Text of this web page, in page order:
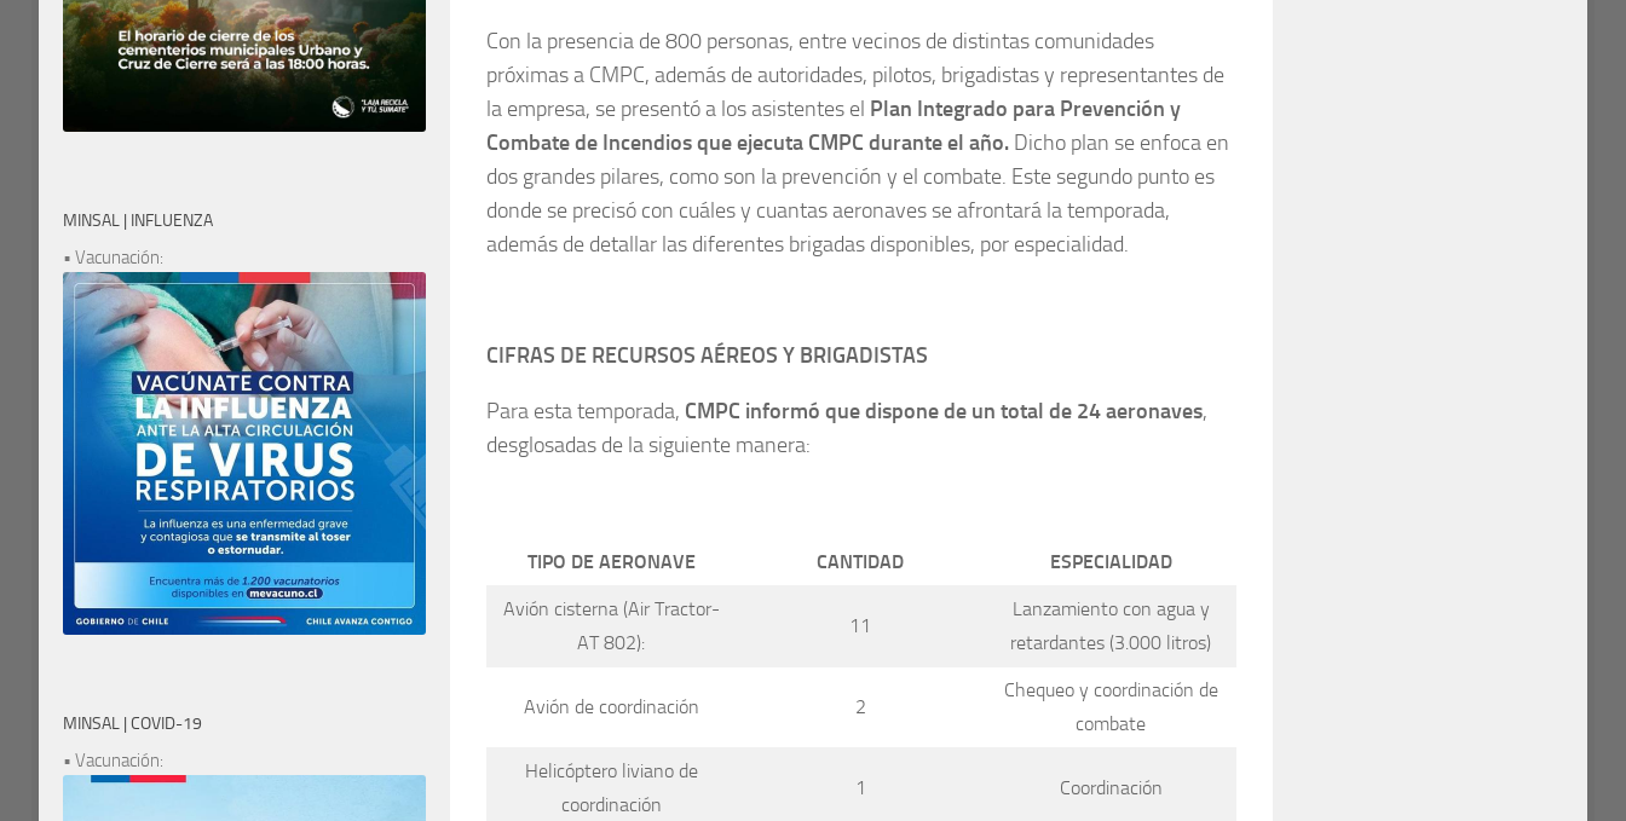
Con la presencia de 800 personas, entre vecinos de distintas comunidades
próximas a CMPC, además de autoridades, pilotos, brigadistas y representantes de
la empresa, se presentó a los asistentes el Plan Integrado para Prevención y
Combate de Incendios que ejecuta CMPC durante el año. Dicho plan se enfoca en
dos grandes pilares, como son la prevención y el combate. Este segundo punto es
donde se precisó con cuáles y cuantas aeronaves se afrontará la temporada,
además de detallar las diferentes brigadas disponibles, por especialidad.
CIFRAS DE RECURSOS AÉREOS Y BRIGADISTAS
Para esta temporada, CMPC informó que dispone de un total de 24 aeronaves,
desglosadas de la siguiente manera:
TIPO DE AERONAVE CANTIDAD ESPECIALIDAD
Avión cisterna (Air Tractor-
AT 802):
11
Lanzamiento con agua y
retardantes (3.000 litros)
Avión de coordinación 2
Chequeo y coordinación de
combate
Helicóptero liviano de
coordinación
1 Coordinación
MINSAL | INFLUENZA
• Vacunación:
MINSAL | COVID-19
• Vacunación: